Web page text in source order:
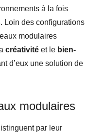
à la fois
. Loin des configurations
modulaires
créativité et le bien-
d’eux une solution de
modulaires
par leur